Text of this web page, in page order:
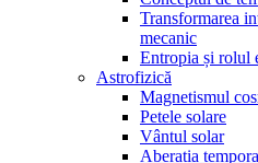
Transformarea
mecanic
Entropia și rolul
Astrofizică
Magnetismul
Petele solare
Vântul solar
Aberația